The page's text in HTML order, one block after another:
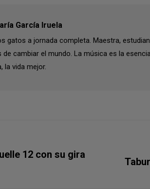
García Iruela
gatos a jornada completa. Maestra,
de cambiar el mundo. La música es la
la vida mejor.
12 con su gira